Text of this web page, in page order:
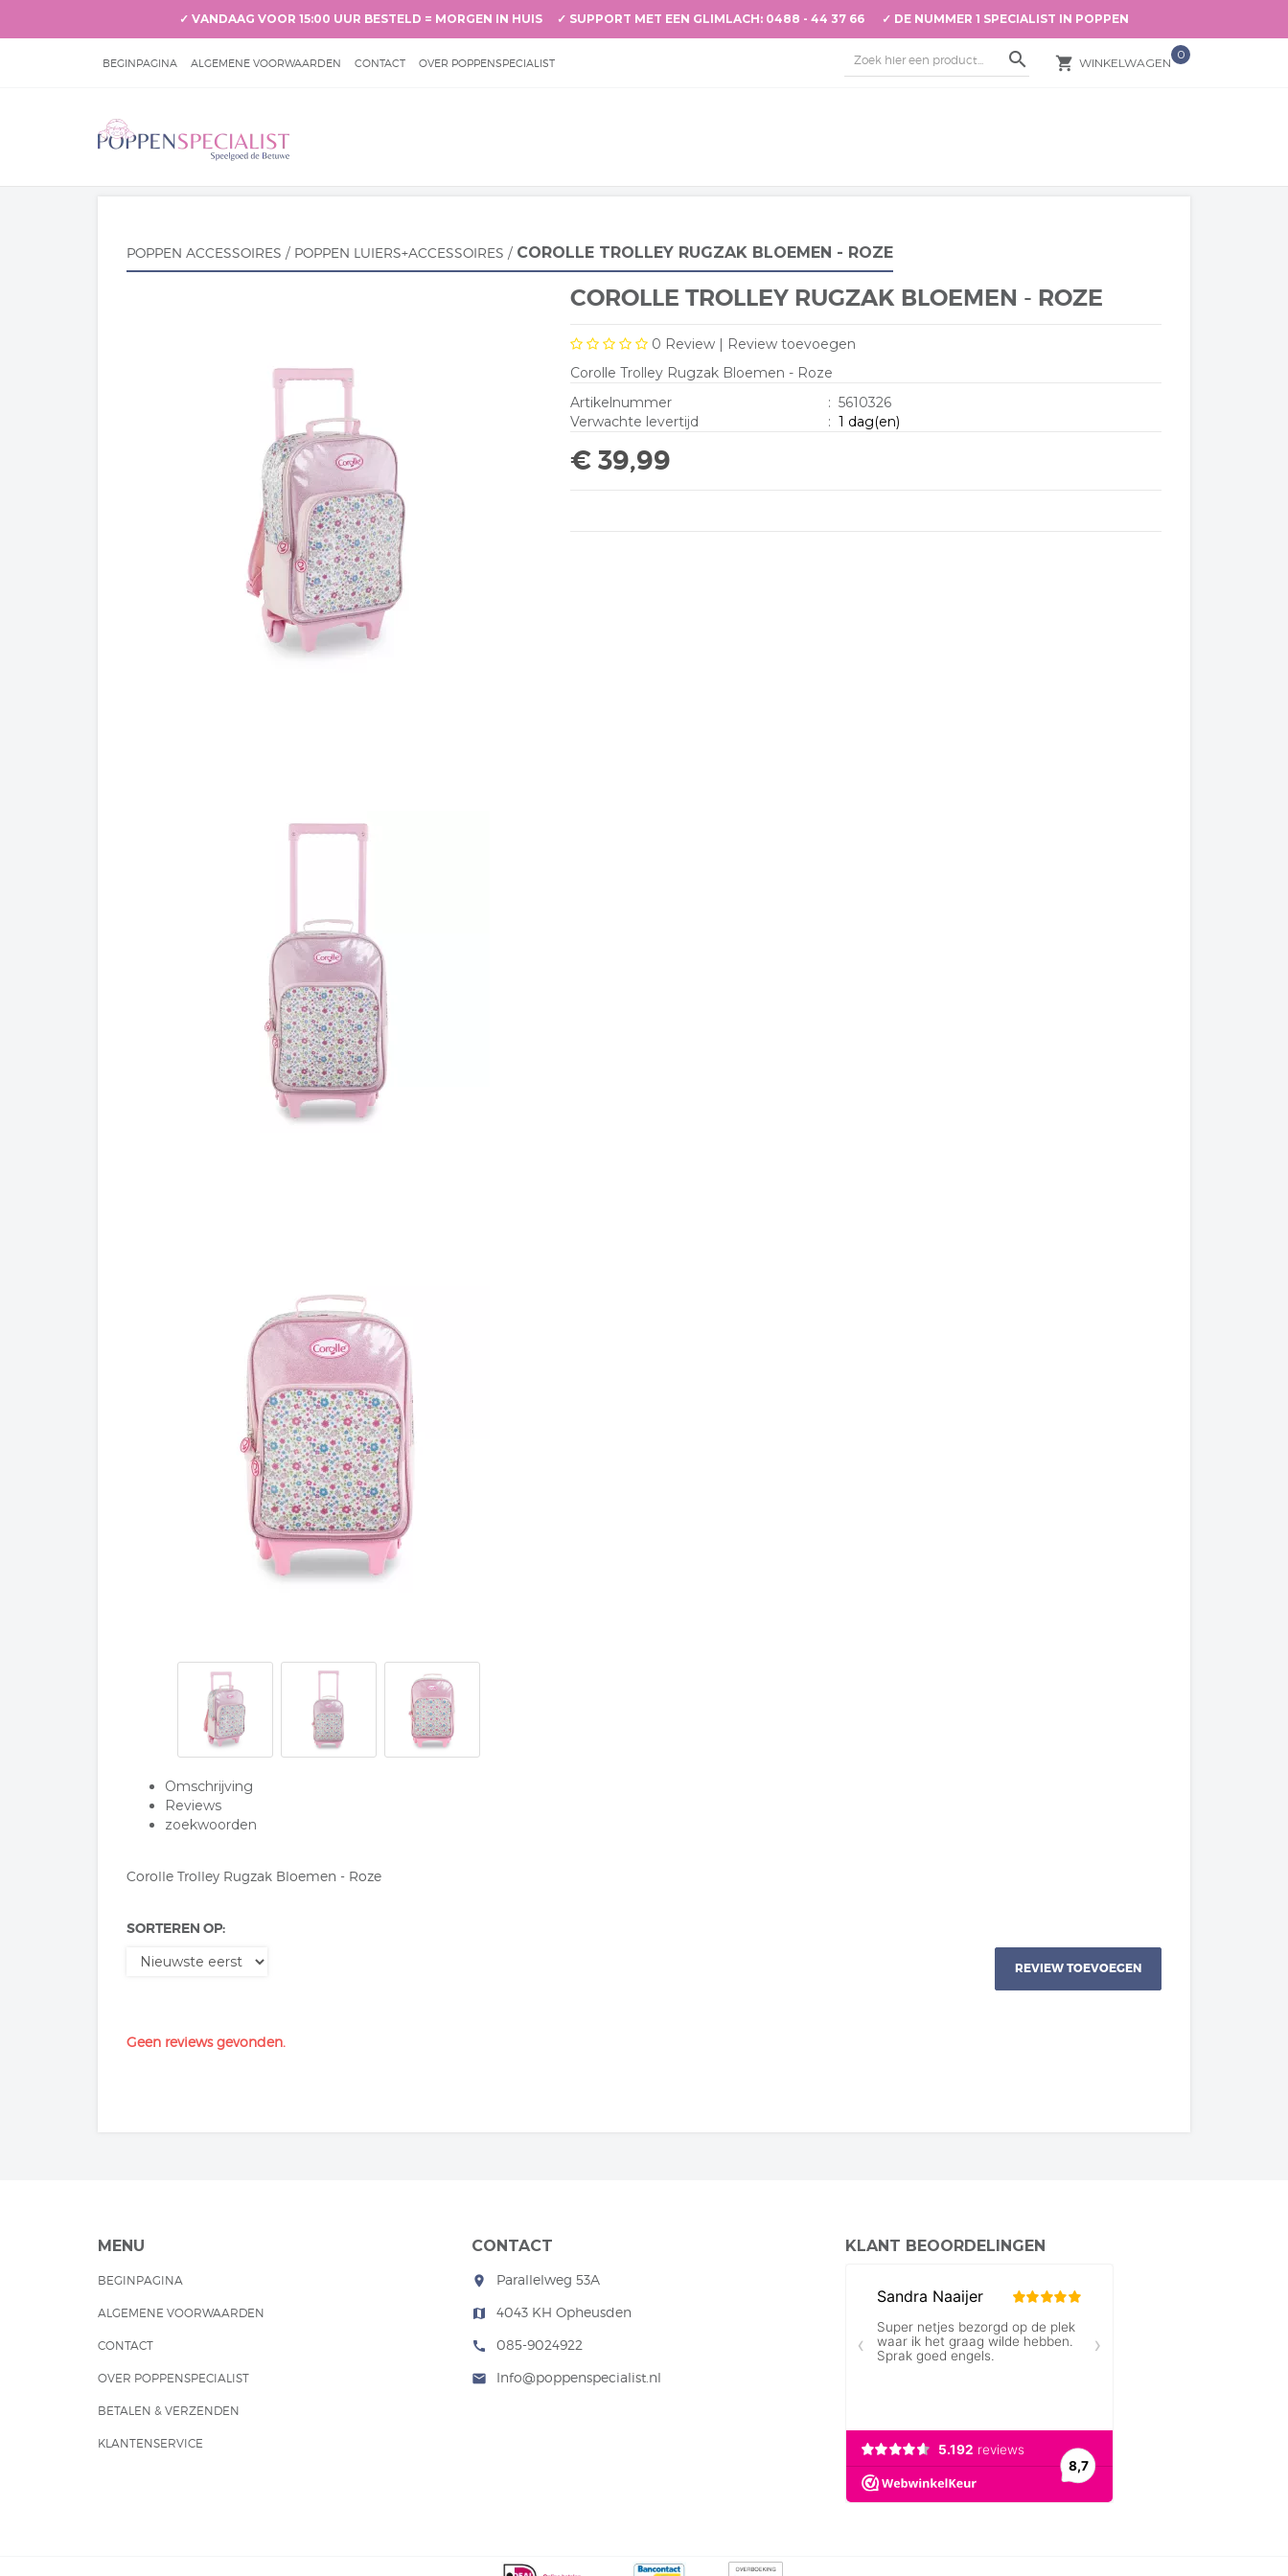
✓ VANDAAG VOOR 15:00 UUR BESTELD = MORGEN IN HUIS ✓ SUPPORT MET EEN GLIMLACH: 0488 - 44 37 66 ✓ DE NUMMER 1 SPECIALIST IN POPPEN
BEGINPAGINA ALGEMENE VOORWAARDEN CONTACT OVER POPPENSPECIALIST local_grocery_store WINKELWAGEN
0
search
POPPEN ACCESSOIRES / POPPEN LUIERS+ACCESSOIRES / COROLLE TROLLEY RUGZAK BLOEMEN - ROZE
COROLLE TROLLEY RUGZAK BLOEMEN - ROZE
0 Review | Review toevoegen
Corolle Trolley Rugzak Bloemen - Roze
Artikelnummer
: 5610326
Verwachte levertijd
: 1 dag(en)
€ 39,99
Omschrijving
Reviews
zoekwoorden
Corolle Trolley Rugzak Bloemen - Roze
SORTEREN OP:
REVIEW TOEVOEGEN
Geen reviews gevonden.
MENU
BEGINPAGINA
ALGEMENE VOORWAARDEN
CONTACT
OVER POPPENSPECIALIST
BETALEN & VERZENDEN
KLANTENSERVICE
CONTACT
room Parallelweg 53A
map 4043 KH Opheusden
call 085-9024922
mail Info@poppenspecialist.nl
KLANT BEOORDELINGEN